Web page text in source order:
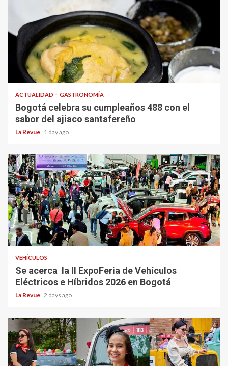
ACTUALIDAD GASTRONOMÍA
Bogotá celebra su cumpleaños 488 con el
sabor del ajiaco santafereño
La Revue 1 day ago
VEHÍCULOS
Se acerca la II ExpoFeria de Vehículos
Eléctricos e Híbridos 2026 en Bogotá
La Revue 2 days ago